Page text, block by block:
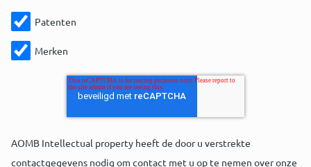
Patenten
Merken
AOMB Intellectual property heeft de door u verstrekte
contactgegevens nodig om contact met u op te nemen over onze